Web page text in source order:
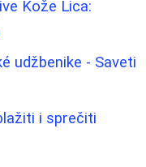
Kože Lica:
udžbenike - Saveti
i sprečiti